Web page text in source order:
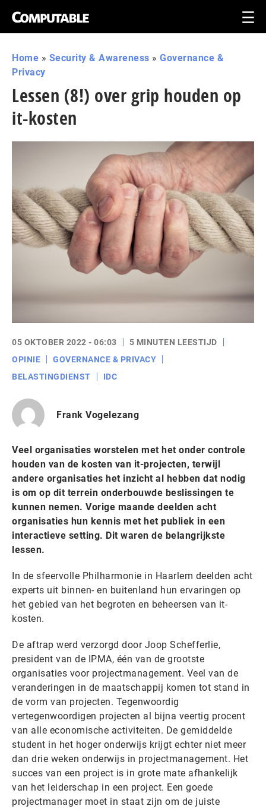
Home » Security & Awareness » Governance &
Privacy
Lessen (8!) over grip houden op
it-kosten
05 OKTOBER 2022 - 06:03
5 MINUTEN LEESTIJD
OPINIE
GOVERNANCE & PRIVACY
BELASTINGDIENST
IDC
Frank Vogelezang
Veel organisaties worstelen met het onder controle
houden van de kosten van it-projecten, terwijl
andere organisaties het inzicht al hebben dat nodig
is om op dit terrein onderbouwde beslissingen te
kunnen nemen. Vorige maande deelden acht
organisaties hun kennis met het publiek in een
interactieve setting. Dit waren de belangrijkste
lessen.
In de sfeervolle Philharmonie in Haarlem deelden acht
experts uit binnen- en buitenland hun ervaringen op
het gebied van het begroten en beheersen van it-
kosten.
De aftrap werd verzorgd door Joop Schefferlie,
president van de IPMA, één van de grootste
organisaties voor projectmanagement. Veel van de
veranderingen in de maatschappij komen tot stand in
de vorm van projecten. Tegenwoordig
vertegenwoordigen projecten al bijna veertig procent
van alle economische activiteiten. De gemiddelde
student in het hoger onderwijs krijgt echter niet meer
dan drie weken onderwijs in projectmanagement. Het
succes van een project is in grote mate afhankelijk
van het leiderschap in een project. Een goede
projectmanager moet in staat zijn om de juiste